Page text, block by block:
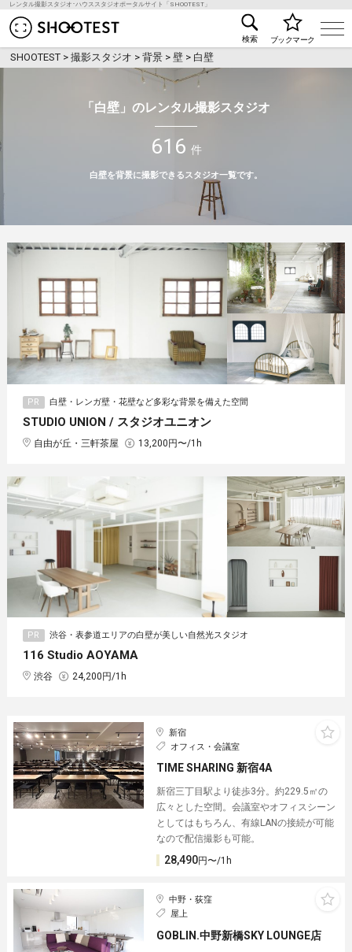
レンタル撮影スタジオ･ハウススタジオポータルサイト「SHOOTEST」
レンタル撮影スタジオ･ハウススタジオ検索の
検索 ブックマーク
SHOOTEST >撮影スタジオ >背景 >壁 > 白壁
「白壁」のレンタル撮影スタジオ
616 件
白壁を背景に撮影できるスタジオ一覧です。
PR 白壁・レンガ壁・花壁など多彩な背景を備えた空間
STUDIO UNION / スタジオユニオン
自由が丘・三軒茶屋 13,200円〜/1h
PR 渋谷・表参道エリアの白壁が美しい自然光スタジオ
116 Studio AOYAMA
渋谷 24,200円/1h
新宿
オフィス・会議室
TIME SHARING 新宿4A
新宿三丁目駅より徒歩3分。約229.5㎡の
広々とした空間。会議室やオフィスシーン
としてはもちろん、有線LANの接続が可能
なので配信撮影も可能。
28,490円〜/1h
中野・荻窪
屋上
GOBLIN.中野新橋SKY LOUNGE店